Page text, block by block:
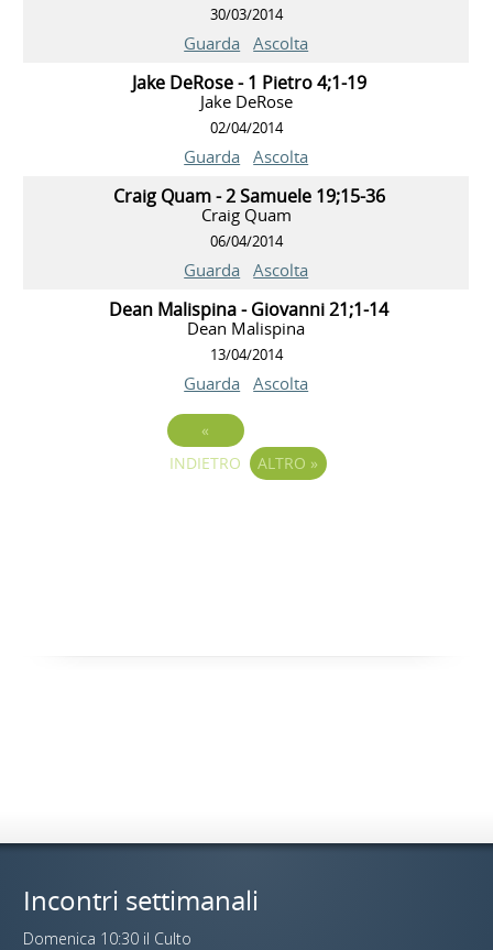
30/03/2014
Guarda Ascolta
Jake DeRose - 1 Pietro 4;1-19
Jake DeRose
02/04/2014
Guarda Ascolta
Craig Quam - 2 Samuele 19;15-36
Craig Quam
06/04/2014
Guarda Ascolta
Dean Malispina - Giovanni 21;1-14
Dean Malispina
13/04/2014
Guarda Ascolta
«
INDIETRO
ALTRO »
Incontri settimanali
Domenica 10:30 il Culto